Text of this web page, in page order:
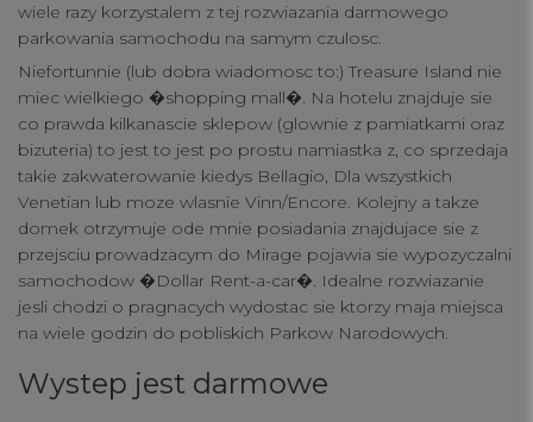
wiele razy korzystalem z tej rozwiazania darmowego
parkowania samochodu na samym czulosc.
Niefortunnie (lub dobra wiadomosc to:) Treasure Island nie
miec wielkiego �shopping mall�. Na hotelu znajduje sie
co prawda kilkanascie sklepow (glownie z pamiatkami oraz
bizuteria) to jest to jest po prostu namiastka z, co sprzedaja
takie zakwaterowanie kiedys Bellagio, Dla wszystkich
Venetian lub moze wlasnie Vinn/Encore. Kolejny a takze
domek otrzymuje ode mnie posiadania znajdujace sie z
przejsciu prowadzacym do Mirage pojawia sie wypozyczalni
samochodow �Dollar Rent-a-car�. Idealne rozwiazanie
jesli chodzi o pragnacych wydostac sie ktorzy maja miejsca
na wiele godzin do pobliskich Parkow Narodowych.
Wystep jest darmowe